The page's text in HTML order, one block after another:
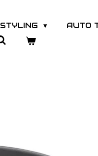
STYLING AUTO